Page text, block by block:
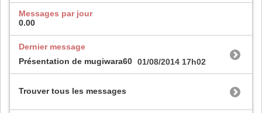
Messages par jour
0.00
Dernier message
Présentation de mugiwara60 01/08/2014 17h02
Trouver tous les messages